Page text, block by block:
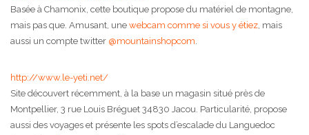
Basée à Chamonix, cette boutique propose du matériel de montagne,
mais pas que. Amusant, une webcam comme si vous y étiez, mais
aussi un compte twitter @mountainshopcom.
http://www.le-yeti.net/
Site découvert récemment, à la base un magasin situé près de
Montpellier, 3 rue Louis Bréguet 34830 Jacou. Particularité, propose
aussi des voyages et présente les spots d’escalade du Languedoc